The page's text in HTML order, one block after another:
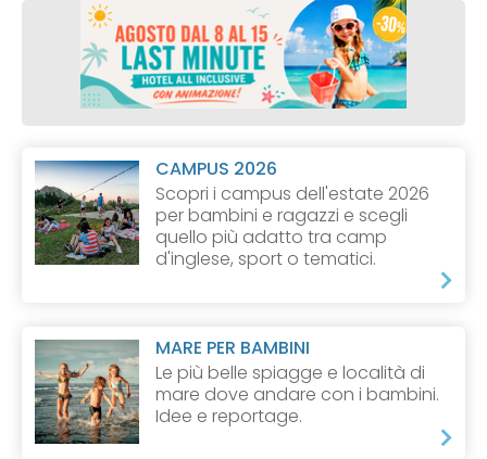
CAMPUS 2026
Scopri i campus dell'estate 2026
per bambini e ragazzi e scegli
quello più adatto tra camp
d'inglese, sport o tematici.
MARE PER BAMBINI
Le più belle spiagge e località di
mare dove andare con i bambini.
Idee e reportage.